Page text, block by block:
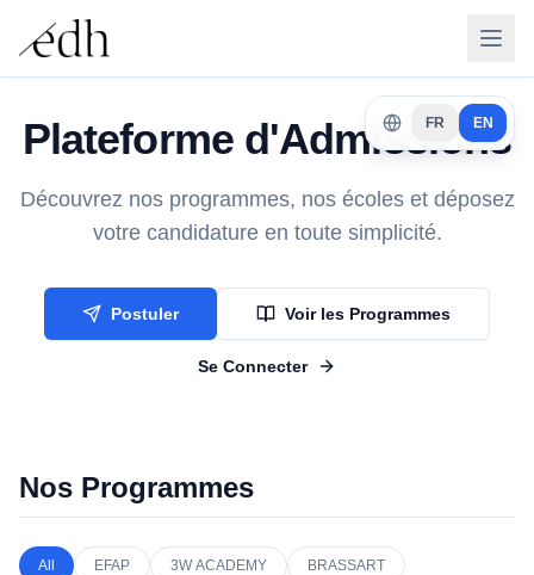
FR EN
Plateforme d'Admissions
Découvrez nos programmes, nos écoles et déposez
votre candidature en toute simplicité.
Postuler Voir les Programmes
Se Connecter
Nos Programmes
All EFAP 3W ACADEMY BRASSART